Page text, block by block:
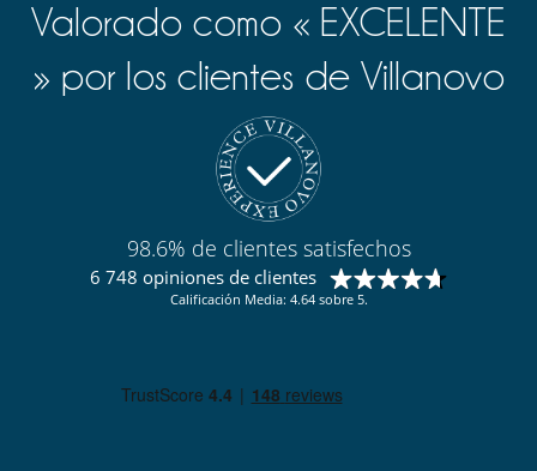
Valorado como « EXCELENTE
» por los clientes de Villanovo
98.6% de clientes satisfechos
6 748 opiniones de clientes
Calificación Media: 4.64 sobre 5.